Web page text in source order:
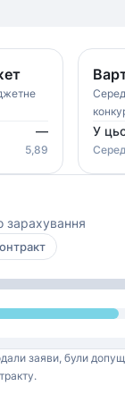
—
5,89
У
зарахування
заяви, були